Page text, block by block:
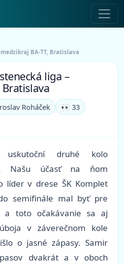
BA-TT, Bratislava
liga –
Bratislava
Roháček
👀 33
druhé kolo
Našu účasť na ňom
líder v drese ŠK Komplet
semifinále mal byť pre
a toto očakávanie sa aj
v záverečnom kole
o jasné zápasy. Samir
dvakrát a v oboch